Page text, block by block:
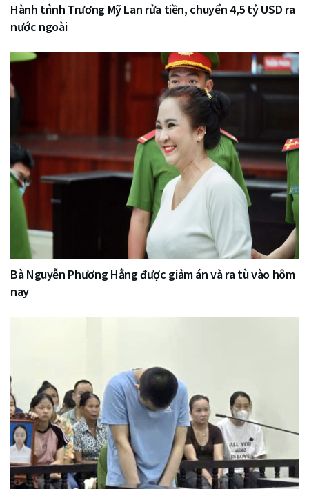
Hành trình Trương Mỹ Lan rửa tiền, chuyển 4,5 tỷ USD ra
nước ngoài
Bà Nguyễn Phương Hằng được giảm án và ra tù vào hôm
nay